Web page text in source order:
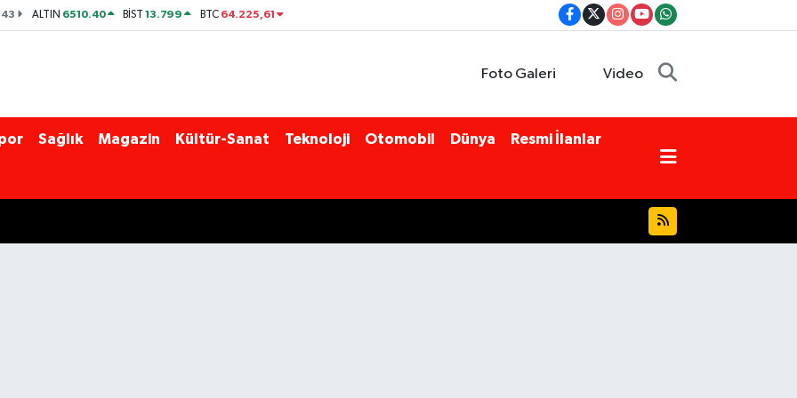
ALTIN 6510.40 BİST13.799 BTC 64.225,61
Foto Galeri Video
Sağlık Magazin Kültür-Sanat Teknoloji Otomobil Dünya Resmi İlanlar